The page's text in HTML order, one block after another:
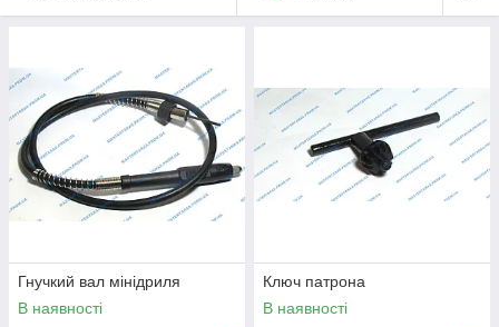
Гнучкий вал мінідриля
В наявності
Ключ патрона
В наявності